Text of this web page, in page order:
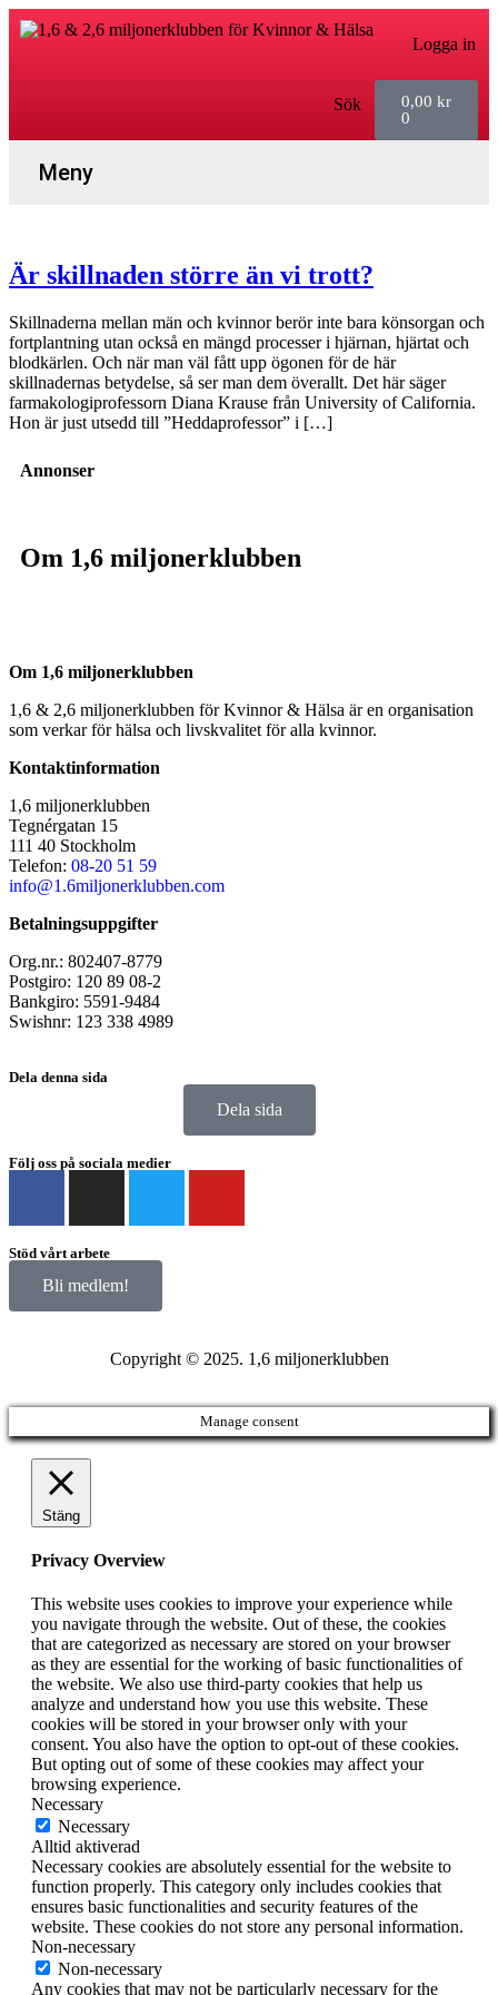
Logga in
Sök 0,00 kr
0
Är skillnaden större än vi trott?
Skillnaderna mellan män och kvinnor berör inte bara könsorgan och
fortplantning utan också en mängd processer i hjärnan, hjärtat och
blodkärlen. Och när man väl fått upp ögonen för de här
skillnadernas betydelse, så ser man dem överallt. Det här säger
farmakologiprofessorn Diana Krause från University of California.
Hon är just utsedd till ”Heddaprofessor” i […]
Annonser
Om 1,6 miljonerklubben
Om 1,6 miljonerklubben
1,6 & 2,6 miljonerklubben för Kvinnor & Hälsa är en organisation
som verkar för hälsa och livskvalitet för alla kvinnor.
Kontaktinformation
1,6 miljonerklubben
Tegnérgatan 15
111 40 Stockholm
Telefon: 08-20 51 59
info@1.6miljonerklubben.com
Betalningsuppgifter
Org.nr.: 802407-8779
Postgiro: 120 89 08-2
Bankgiro: 5591-9484
Swishnr: 123 338 4989
Dela denna sida
Dela sida
Följ oss på sociala medier
Stöd vårt arbete
Bli medlem!
Copyright © 2025. 1,6 miljonerklubben
Manage consent
Stäng
Privacy Overview
This website uses cookies to improve your experience while
you navigate through the website. Out of these, the cookies
that are categorized as necessary are stored on your browser
as they are essential for the working of basic functionalities of
the website. We also use third-party cookies that help us
analyze and understand how you use this website. These
cookies will be stored in your browser only with your
consent. You also have the option to opt-out of these cookies.
But opting out of some of these cookies may affect your
browsing experience.
Necessary
Necessary
Alltid aktiverad
Necessary cookies are absolutely essential for the website to
function properly. This category only includes cookies that
ensures basic functionalities and security features of the
website. These cookies do not store any personal information.
Non-necessary
Non-necessary
Any cookies that may not be particularly necessary for the